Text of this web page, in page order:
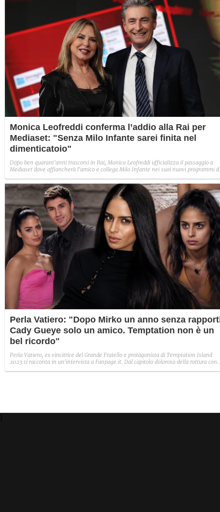
Monica Leofreddi conferma l’addio alla Rai per
Mediaset: "Senza Milo Infante sarei finita nel
dimenticatoio"
Dopo ben quarant'anni trascorsi in Rai, Monica Leofreddi ufficializza il passaggio a
Mediaset dove affiancherà l'amico e collega Milo Infante nei suoi nuovi programmi di
Perla Vatiero: "Dopo Mirko un anno senza
Cady Gueye solo un amico. Temptation non è un
bel ricordo"
Perla Vatiero, ex vincitrice del Grande Fratello e protagonista di Temptation Island
2023 si racconta in un'intervista a Fanpage.it. Dal capitolo doloroso della rottura con